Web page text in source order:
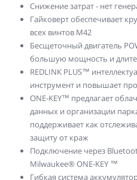
Снижение затрат - нет
Гайковерт обеспечивает
всех винтов M42
Бесщеточный двигатель
большую мощность и
REDLINK PLUS™
инструмент и повышает
ONE-KEY™ предлагает
данных и организации
поддерживает как
защиту от краж
Подключение через
Milwaukee® ONE-KEY ™
Гибкая система